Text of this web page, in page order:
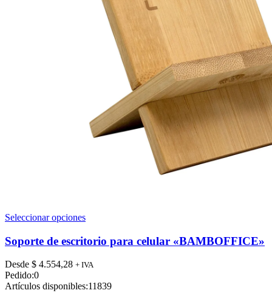
Seleccionar opcionesEste
tiene
múltiples
variantes.
opciones
Soporte de escritorio para celular «BAMBOFFICE»
Desde $ 4.554,28 + IVA
Pedido:0
Artículos disponibles:11839